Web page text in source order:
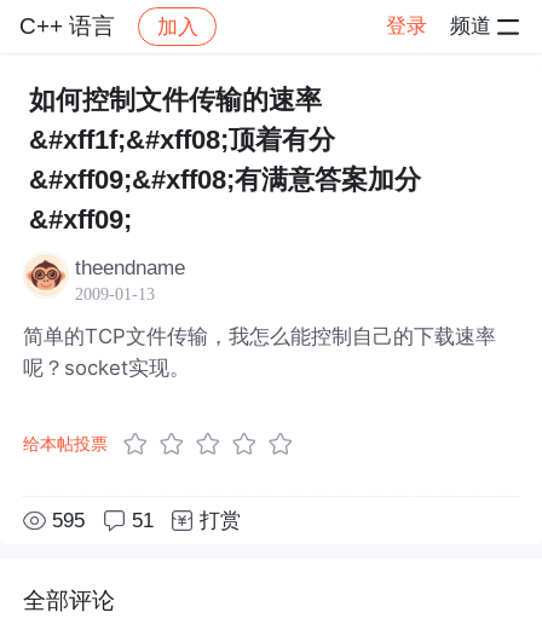
C++ 语言 加入 登录 频道
社区 C++ 语言 帖子详情
如何控制文件传输的速率
&#xff1f;&#xff08;顶着有分
&#xff09;&#xff08;有满意答案加分
&#xff09;
theendname
2009-01-13
简单的TCP文件传输，我怎么能控制自己的下载速率
呢？socket实现。
给本帖投票
595 51 打赏
全部评论